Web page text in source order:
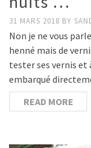
31 MARS 2018 BY
Non je ne vous
henné mais de
tester ses vernis et
embarqué
READ MORE